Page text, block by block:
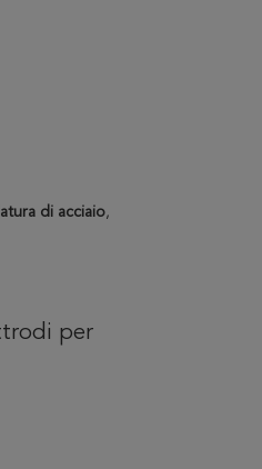
di acciaio,
per